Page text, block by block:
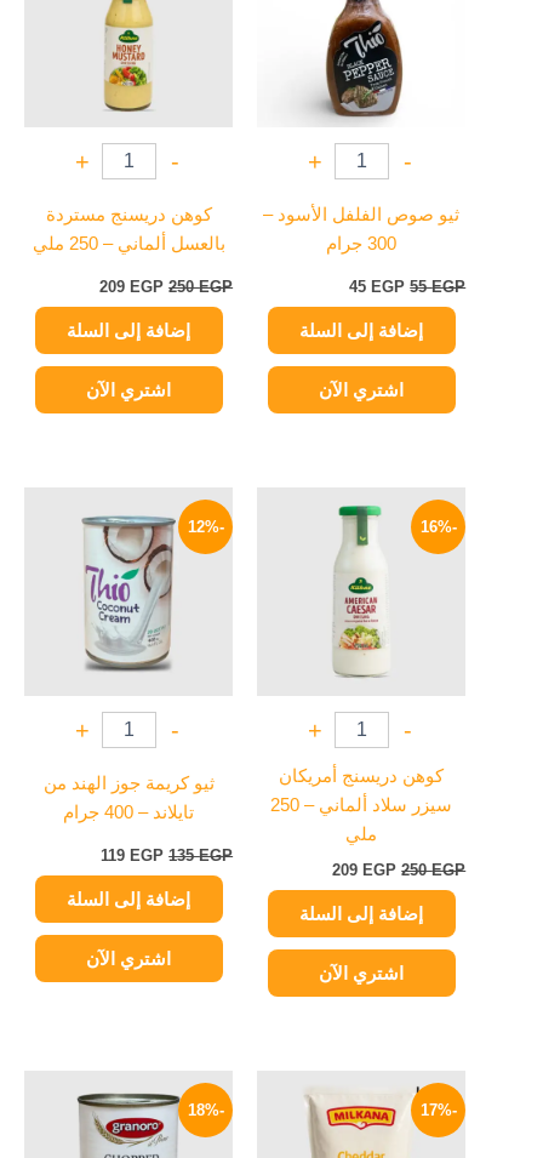
-
+
ثيو صوص الفلفل الأسود –
300 جرام
55EGP
45 EGP
إضافة إلى السلة
اشتري الآن
-
+
كوهن دريسنج مستردة
بالعسل ألماني – 250 ملي
250EGP
209 EGP
إضافة إلى السلة
اشتري الآن
-16%
-
+
كوهن دريسنج أمريكان
سيزر سلاد ألماني – 250
ملي
250EGP
الأصلي
209 EGP
إضافة إلى السلة
اشتري الآن
-12%
-
+
ثيو كريمة جوز الهند من
تايلاند – 400 جرام
135EGP
الأصلي
هو:
135 EGP.
119 EGP
الحالي
إضافة إلى السلة
اشتري الآن
-17%
هو:
الحالي
هو:
249 EGP.
-18%
الأصلي
هو:
100 EGP.
الحالي
هو:
82 EGP.